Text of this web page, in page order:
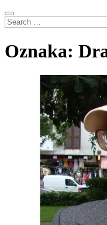
Search
…
Oznaka: